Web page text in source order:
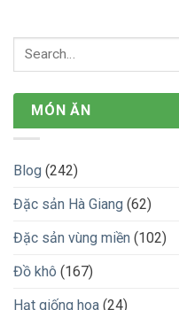
MÓN ĂN
Blog (242)
Đặc sản Hà Giang (62)
Đặc sản vùng miền (102)
Đồ khô (167)
Hạt giống hoa (24)